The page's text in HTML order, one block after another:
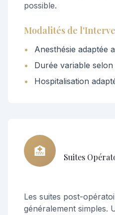
possible.
Modalités de
•
Anesthésie adaptée
•
Durée variable
•
Hospitalisation
🏥 Suites
Les suites post-
généralement simples.